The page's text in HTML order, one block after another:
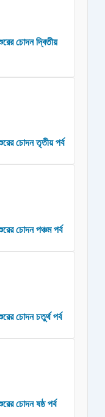
চোদন দ্বিতীয়
চোদন তৃতীয় পর্ব
চোদন পঞ্চম পর্ব
চোদন চতুর্থ পর্ব
চোদন ষষ্ঠ পর্ব